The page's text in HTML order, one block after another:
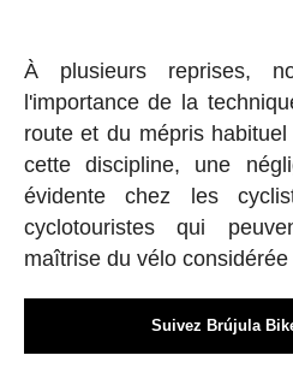
À plusieurs reprises,
l'importance de la
route et du mépris
cette discipline, une
évidente chez les
cyclotouristes qui
maîtrise du vélo
Suivez Brújula